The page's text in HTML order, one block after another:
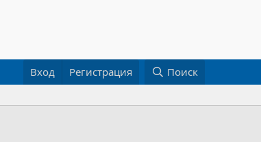
Вход Регистрация Поиск